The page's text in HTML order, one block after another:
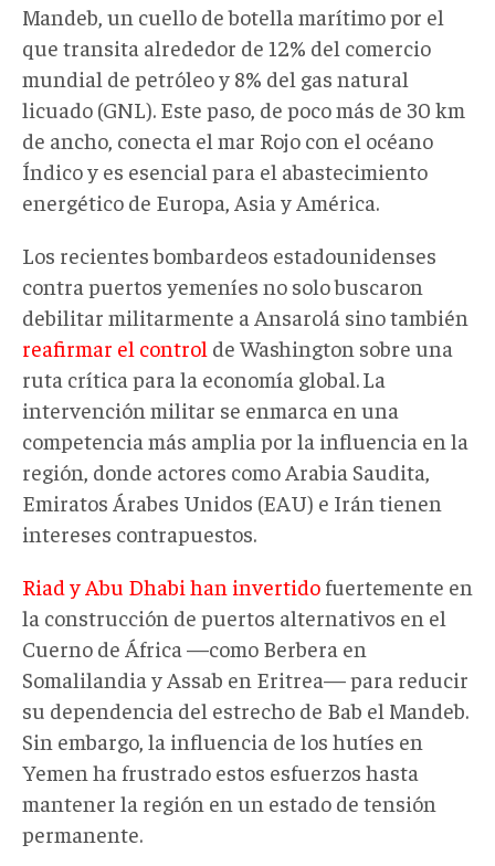
Mandeb, un cuello de botella marítimo por el
que transita alrededor de 12% del comercio
mundial de petróleo y 8% del gas natural
licuado (GNL). Este paso, de poco más de 30 km
de ancho, conecta el mar Rojo con el océano
Índico y es esencial para el abastecimiento
energético de Europa, Asia y América.
Los recientes bombardeos estadounidenses
contra puertos yemeníes no solo buscaron
debilitar militarmente a Ansarolá sino también
reafirmar el control de Washington sobre una
ruta crítica para la economía global.La
intervención militar se enmarca en una
competencia más amplia por la influencia en la
región, donde actores como Arabia Saudita,
Emiratos Árabes Unidos (EAU) e Irán tienen
intereses contrapuestos.
Riad y Abu Dhabi han invertido fuertemente en
la construcción de puertos alternativos en el
Cuerno de África —como Berbera en
Somalilandia y Assab en Eritrea— para reducir
su dependencia del estrecho de Bab el Mandeb.
Sin embargo, la influencia de los hutíes en
Yemen ha frustrado estos esfuerzos hasta
mantener la región en un estado de tensión
permanente.